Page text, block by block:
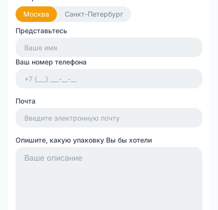
Москва
Санкт-Петербург
Представьтесь
Ваш номер телефона
Почта
Опишите, какую упаковку Вы бы хотели